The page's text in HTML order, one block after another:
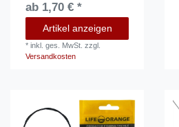
ab 1,70 € *
Artikel anzeigen
*inkl. ges. MwSt. zzgl.
Versandkosten